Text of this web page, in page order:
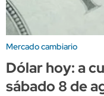
Mercado cambiario
Dólar hoy: a
sábado 8 de